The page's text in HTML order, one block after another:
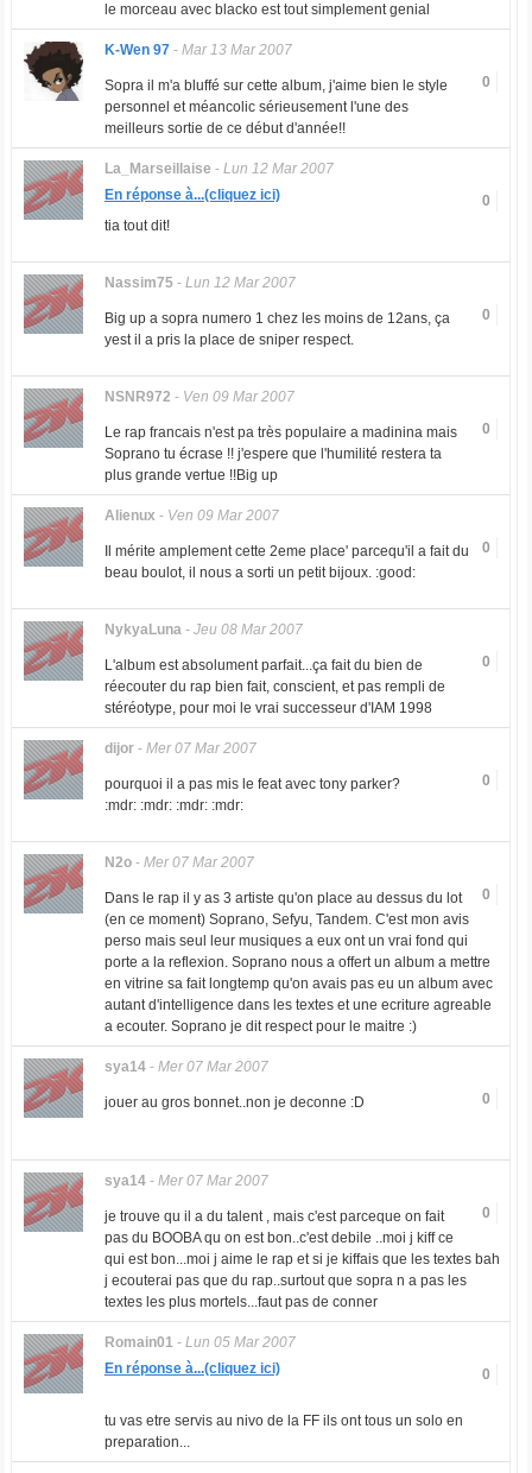
le morceau avec blacko est tout simplement genial
K-Wen 97- Mar 13 Mar 2007
0
Sopra il m'a bluffé sur cette album, j'aime bien le style
personnel et méancolic sérieusement l'une des
meilleurs sortie de ce début d'année!!
La_Marseillaise - Lun 12 Mar 2007
0
En réponse à...(cliquez ici)
tia tout dit!
Nassim75- Lun 12 Mar 2007
0
Big up a sopra numero 1 chez les moins de 12ans, ça
yest il a pris la place de sniper respect.
NSNR972 - Ven 09 Mar 2007
0
Le rap francais n'est pa très populaire a madinina mais
Soprano tu écrase !! j'espere que l'humilité restera ta
plus grande vertue !!Big up
Alienux - Ven 09 Mar 2007
0
Il mérite amplement cette 2eme place' parcequ'il a fait du
beau boulot, il nous a sorti un petit bijoux. :good:
NykyaLuna- Jeu 08 Mar 2007
0
L'album est absolument parfait...ça fait du bien de
réecouter du rap bien fait, conscient, et pas rempli de
stéréotype, pour moi le vrai successeur d'IAM 1998
dijor- Mer 07 Mar 2007
0
pourquoi il a pas mis le feat avec tony parker?
:mdr: :mdr: :mdr: :mdr:
N2o- Mer 07 Mar 2007
0
Dans le rap il y as 3 artiste qu'on place au dessus du lot
(en ce moment) Soprano, Sefyu, Tandem. C'est mon avis
perso mais seul leur musiques a eux ont un vrai fond qui
porte a la reflexion. Soprano nous a offert un album a mettre
en vitrine sa fait longtemp qu'on avais pas eu un album avec
autant d'intelligence dans les textes et une ecriture agreable
a ecouter. Soprano je dit respect pour le maitre :)
sya14- Mer 07 Mar 2007
0
jouer au gros bonnet..non je deconne :D
sya14- Mer 07 Mar 2007
0
je trouve qu il a du talent , mais c'est parceque on fait
pas du BOOBA qu on est bon..c'est debile ..moi j kiff ce
qui est bon...moi j aime le rap et si je kiffais que les textes bah
j ecouterai pas que du rap..surtout que sopra n a pas les
textes les plus mortels...faut pas de conner
Romain01- Lun 05 Mar 2007
0
En réponse à...(cliquez ici)
tu vas etre servis au nivo de la FF ils ont tous un solo en
preparation...